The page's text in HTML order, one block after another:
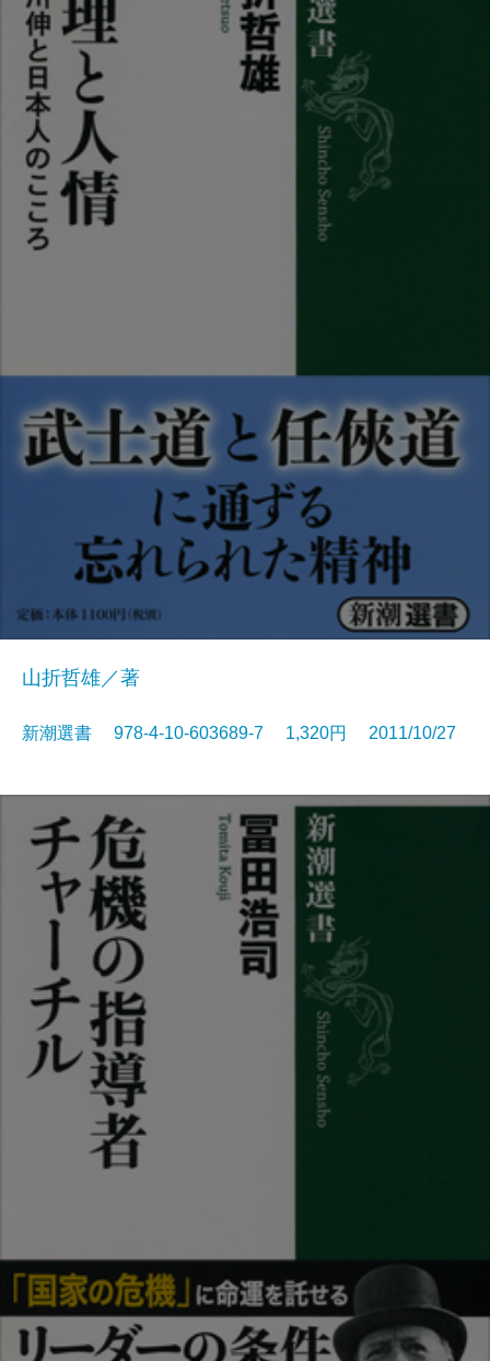
山折哲雄／著
新潮選書 978-4-10-603689-7 1,320円 2011/10/27